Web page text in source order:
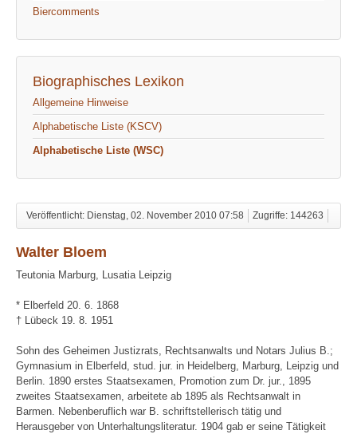
Biercomments
Biographisches Lexikon
Allgemeine Hinweise
Alphabetische Liste (KSCV)
Alphabetische Liste (WSC)
Veröffentlicht: Dienstag, 02. November 2010 07:58 Zugriffe: 144263
Walter Bloem
Teutonia Marburg, Lusatia Leipzig
* Elberfeld 20. 6. 1868
† Lübeck 19. 8. 1951
Sohn des Geheimen Justizrats, Rechtsanwalts und Notars Julius B.;
Gymnasium in Elberfeld, stud. jur. in Heidelberg, Marburg, Leipzig und
Berlin. 1890 erstes Staatsexamen, Promotion zum Dr. jur., 1895
zweites Staatsexamen, arbeitete ab 1895 als Rechtsanwalt in
Barmen. Nebenberuflich war B. schriftstellerisch tätig und
Herausgeber von Unterhaltungsliteratur. 1904 gab er seine Tätigkeit